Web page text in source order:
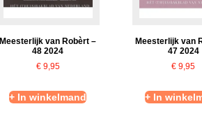
Meesterlijk van Robèrt –
48 2024
€9,95
+ In winkelmand
Meesterlijk van
47 2024
€ 9,95
+ In